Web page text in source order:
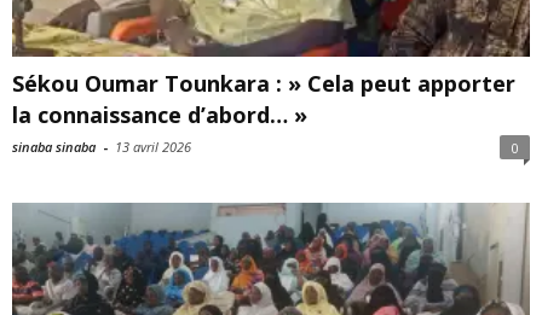
Sékou Oumar Tounkara : » Cela peut apporter
la connaissance d’abord… »
sinaba sinaba - 13 avril 2026 0